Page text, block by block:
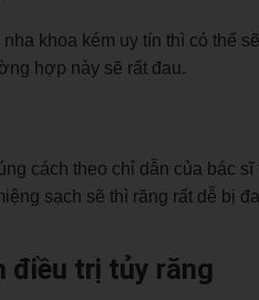
khoa kém uy tín thì có thể
hợp này sẽ rất đau.
cách theo chỉ dẫn của bác
sạch sẽ thì răng rất dễ bị
điều trị tủy răng